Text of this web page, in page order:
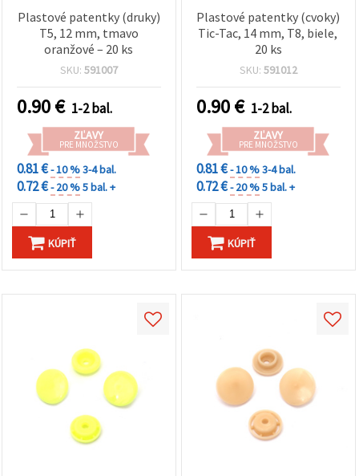
Plastové patentky (druky)
T5, 12 mm, tmavo
oranžové – 20 ks
SKU: 591007
0.90€ 1-2 bal.
ZĽAVY
PRE MNOŽSTVO
0.81 €- 10 %3-4 bal.
0.72 €- 20 %5 bal. +
KÚPIŤ
Plastové patentky (cvoky)
Tic-Tac, 14 mm, T8, biele,
20 ks
SKU: 591012
0.90€ 1-2 bal.
ZĽAVY
PRE MNOŽSTVO
0.81 €- 10 %3-4 bal.
0.72 €- 20 %5 bal. +
KÚPIŤ